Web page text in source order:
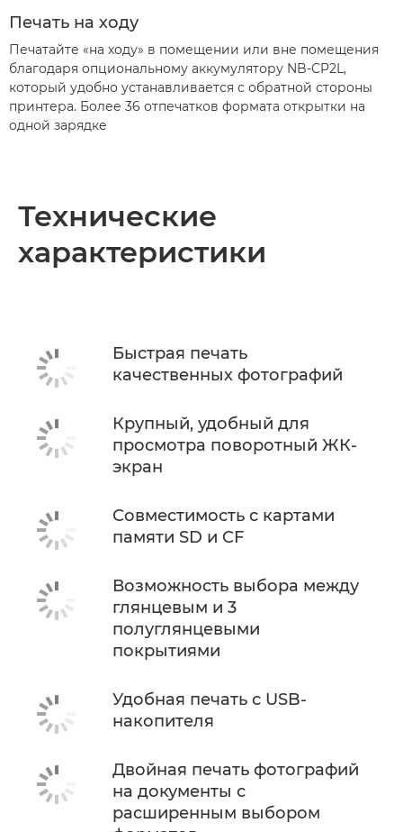
Печать на ходу
Печатайте «на ходу» в помещении или вне помещения
благодаря опциональному аккумулятору NB-CP2L,
который удобно устанавливается с обратной стороны
принтера. Более 36 отпечатков формата открытки на
одной зарядке
Технические
характеристики
Быстрая печать
качественных фотографий
Крупный, удобный для
просмотра поворотный ЖК-
экран
Совместимость с картами
памяти SD и CF
Возможность выбора между
глянцевым и 3
полуглянцевыми
покрытиями
Удобная печать с USB-
накопителя
Двойная печать фотографий
на документы с
расширенным выбором